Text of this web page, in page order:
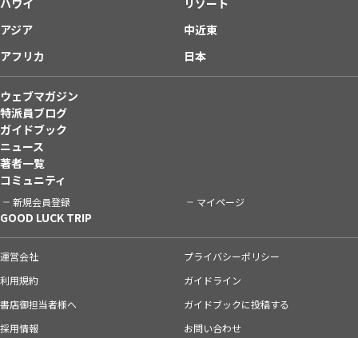
アジア
中近東
アフリカ
日本
ウェブマガジン
特派員ブログ
ガイドブック
ニュース
著者一覧
コミュニティ
新規会員登録 マイページ
GOOD LUCK TRIP
運営会社
プライバシーポリシー
利用規約
ガイドライン
書店御担当者様へ
ガイドブックに投稿する
採用情報
お問い合わせ